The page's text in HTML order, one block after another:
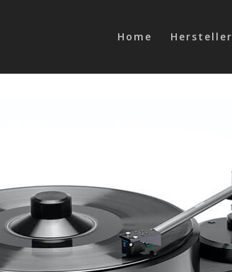
Home Hersteller